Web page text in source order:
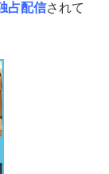
占配信されて